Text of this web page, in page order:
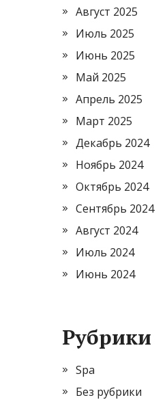
Август 2025
Июль 2025
Июнь 2025
Май 2025
Апрель 2025
Март 2025
Декабрь 2024
Ноябрь 2024
Октябрь 2024
Сентябрь 2024
Август 2024
Июль 2024
Июнь 2024
Рубрики
Spa
Без рубрики